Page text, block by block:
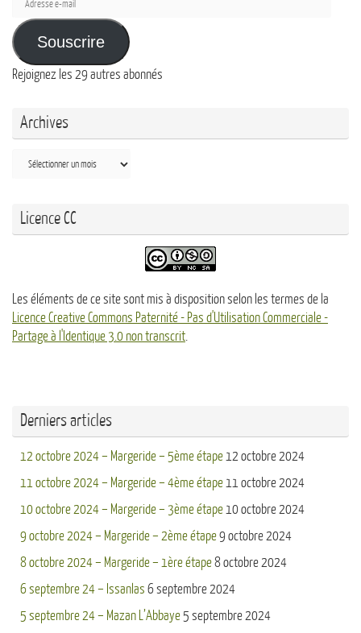
mail
Souscrire
Rejoignez les 29 autres abonnés
Archives
Archives
Licence CC
Les éléments de ce site sont mis à disposition selon les termes de la
Licence Creative Commons Paternité - Pas d'Utilisation Commerciale -
Partage à l'Identique 3.0 non transcrit.
Derniers articles
12 octobre 2024 – Margeride – 5ème étape12 octobre 2024
11 octobre 2024 – Margeride – 4ème étape11 octobre 2024
10 octobre 2024 – Margeride – 3ème étape10 octobre 2024
9 octobre 2024 – Margeride – 2ème étape9 octobre 2024
8 octobre 2024 – Margeride – 1ère étape8 octobre 2024
6 septembre 24 – Issanlas 6 septembre 2024
5 septembre 24 – Mazan L’Abbaye 5 septembre 2024